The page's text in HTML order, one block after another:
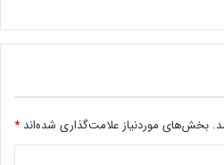
بخش‌های موردنیاز علامت‌گذاری شده‌اند *